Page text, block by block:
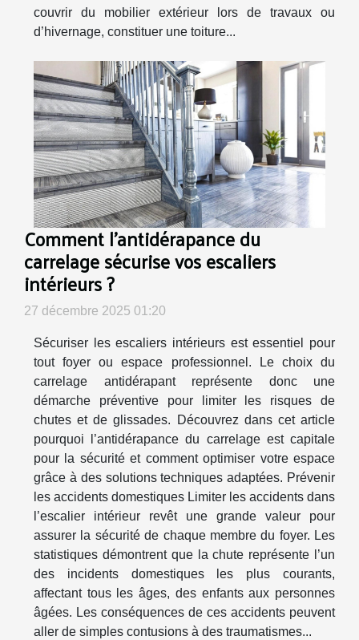
couvrir du mobilier extérieur lors de travaux ou
d’hivernage, constituer une toiture...
Comment l'antidérapance du
carrelage sécurise vos escaliers
intérieurs ?
27 décembre 2025 01:20
Sécuriser les escaliers intérieurs est essentiel pour
tout foyer ou espace professionnel. Le choix du
carrelage antidérapant représente donc une
démarche préventive pour limiter les risques de
chutes et de glissades. Découvrez dans cet article
pourquoi l’antidérapance du carrelage est capitale
pour la sécurité et comment optimiser votre espace
grâce à des solutions techniques adaptées. Prévenir
les accidents domestiques Limiter les accidents dans
l’escalier intérieur revêt une grande valeur pour
assurer la sécurité de chaque membre du foyer. Les
statistiques démontrent que la chute représente l’un
des incidents domestiques les plus courants,
affectant tous les âges, des enfants aux personnes
âgées. Les conséquences de ces accidents peuvent
aller de simples contusions à des traumatismes...